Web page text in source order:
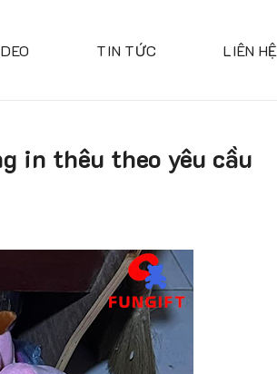
TIN TỨC LIÊN HỆ
in thêu theo yêu cầu